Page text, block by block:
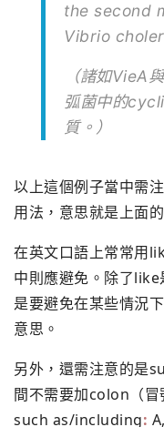
the second
Vibrio
（諸如VieA
弧菌中的
質。）
以上這個例子當中需
用法，意思就是上面
在英文口語上常常用
中則應避免。除了
是要避免在某些情況
意思。
另外，還需注意的是
間不需要加colon（
such as/including: